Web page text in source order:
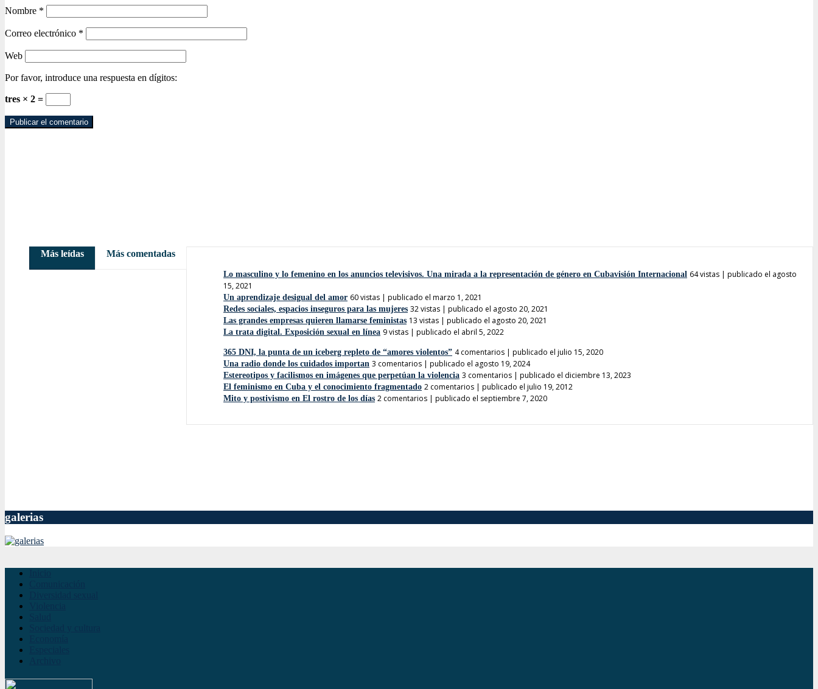
Nombre *
Correo electrónico *
Web
Por favor, introduce una respuesta en dígitos:
tres × 2 =
Más leídas Más comentadas
Lo masculino y lo femenino en los anuncios televisivos. Una mirada a la representación de género en Cubavisión Internacional 64 vistas | publicado el agosto
15, 2021
Un aprendizaje desigual del amor 60 vistas | publicado el marzo 1, 2021
Redes sociales, espacios inseguros para las mujeres 32 vistas | publicado el agosto 20, 2021
Las grandes empresas quieren llamarse feministas 13 vistas | publicado el agosto 20, 2021
La trata digital. Exposición sexual en línea 9 vistas | publicado el abril 5, 2022
365 DNI, la punta de un iceberg repleto de “amores violentos” 4 comentarios | publicado el julio 15, 2020
Una radio donde los cuidados importan 3 comentarios | publicado el agosto 19, 2024
Estereotipos y facilismos en imágenes que perpetúan la violencia 3 comentarios | publicado el diciembre 13, 2023
El feminismo en Cuba y el conocimiento fragmentado 2 comentarios | publicado el julio 19, 2012
Mito y postivismo en El rostro de los días 2 comentarios | publicado el septiembre 7, 2020
galerias